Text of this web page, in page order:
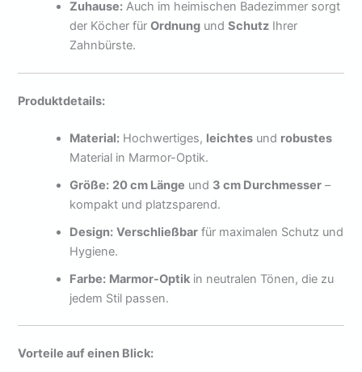
Zuhause: Auch im heimischen Badezimmer sorgt
der Köcher fürOrdnung undSchutz Ihrer
Zahnbürste.
Produktdetails:
Material: Hochwertiges, leichtes und robustes
Material in Marmor-Optik.
Größe: 20 cm Länge und 3 cm Durchmesser –
kompakt und platzsparend.
Design: Verschließbar für maximalen Schutz und
Hygiene.
Farbe: Marmor-Optik in neutralen Tönen, die zu
jedem Stil passen.
Vorteile auf einen Blick: